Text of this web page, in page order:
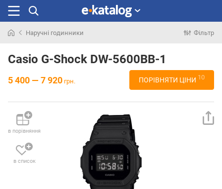
раніше
Наручні годинники Фільтр
Casio G-Shock DW-5600BB-1
5 400 — 7 920 грн. ПОРІВНЯТИ ЦІНИ 10
в порівняння
в список